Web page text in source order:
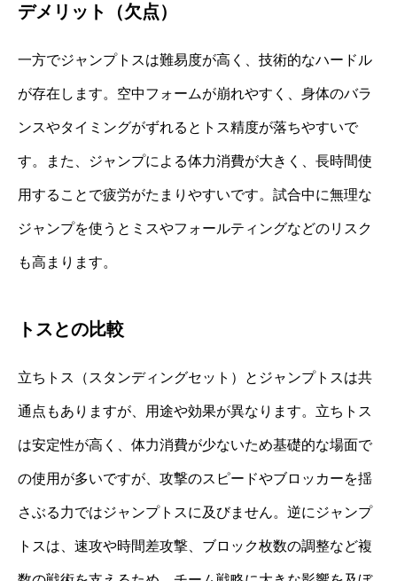
デメリット（欠点）
一方でジャンプトスは難易度が高く、技術的なハードル
が存在します。空中フォームが崩れやすく、身体のバラ
ンスやタイミングがずれるとトス精度が落ちやすいで
す。また、ジャンプによる体力消費が大きく、長時間使
用することで疲労がたまりやすいです。試合中に無理な
ジャンプを使うとミスやフォールティングなどのリスク
も高まります。
トスとの比較
立ちトス（スタンディングセット）とジャンプトスは共
通点もありますが、用途や効果が異なります。立ちトス
は安定性が高く、体力消費が少ないため基礎的な場面で
の使用が多いですが、攻撃のスピードやブロッカーを揺
さぶる力ではジャンプトスに及びません。逆にジャンプ
トスは、速攻や時間差攻撃、ブロック枚数の調整など複